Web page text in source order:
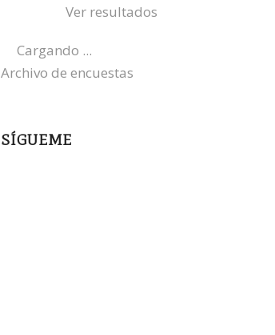
Ver resultados
Cargando ...
Archivo de encuestas
SÍGUEME